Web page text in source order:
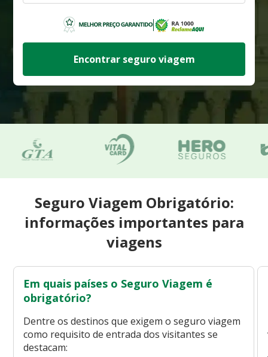
Encontrar seguro viagem
Seguro Viagem Obrigatório:
informações importantes para
viagens
Em quais países o Seguro Viagem é
obrigatório?
Dentre os destinos que exigem o seguro viagem
como requisito de entrada dos visitantes se
destacam: